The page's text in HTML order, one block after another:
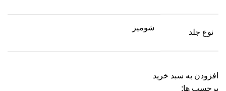
نوع جلد
شومیز
افزودن به سبد خرید
برچسب ها: